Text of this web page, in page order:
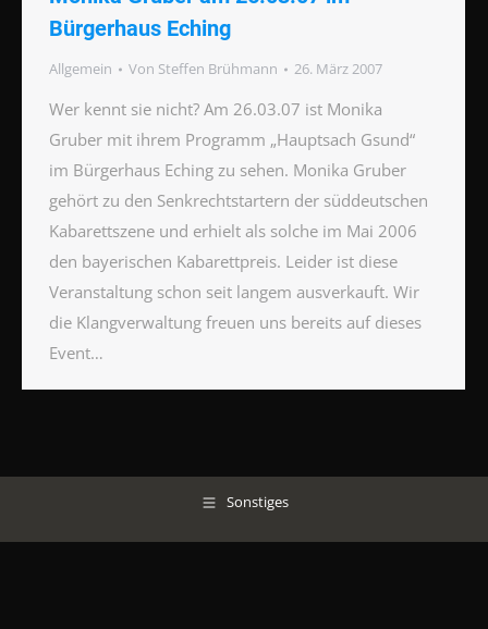
Bürgerhaus Eching
Allgemein Von Steffen Brühmann 26. März 2007
Wer kennt sie nicht? Am 26.03.07 ist Monika
Gruber mit ihrem Programm „Hauptsach Gsund“
im Bürgerhaus Eching zu sehen. Monika Gruber
gehört zu den Senkrechtstartern der süddeutschen
Kabarettszene und erhielt als solche im Mai 2006
den bayerischen Kabarettpreis. Leider ist diese
Veranstaltung schon seit langem ausverkauft. Wir
die Klangverwaltung freuen uns bereits auf dieses
Event…
Sonstiges